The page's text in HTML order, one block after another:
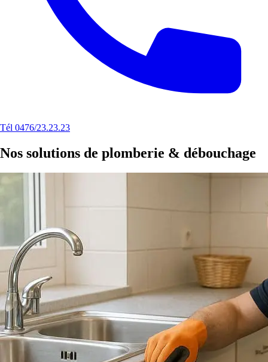
Tél 0476/23.23.23
Nos solutions de plomberie & débouchage